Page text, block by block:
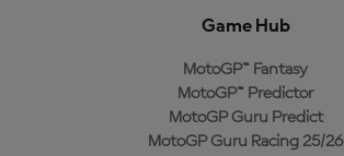
Game Hub
MotoGP™ Fantasy
MotoGP™ Predictor
MotoGP Guru Predict
MotoGP Guru Racing 25/26